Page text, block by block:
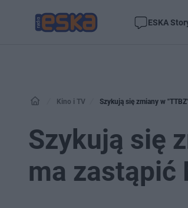
ESKA
Kino i TV Szykują się zmiany w
Szykują się
ma zastąpić